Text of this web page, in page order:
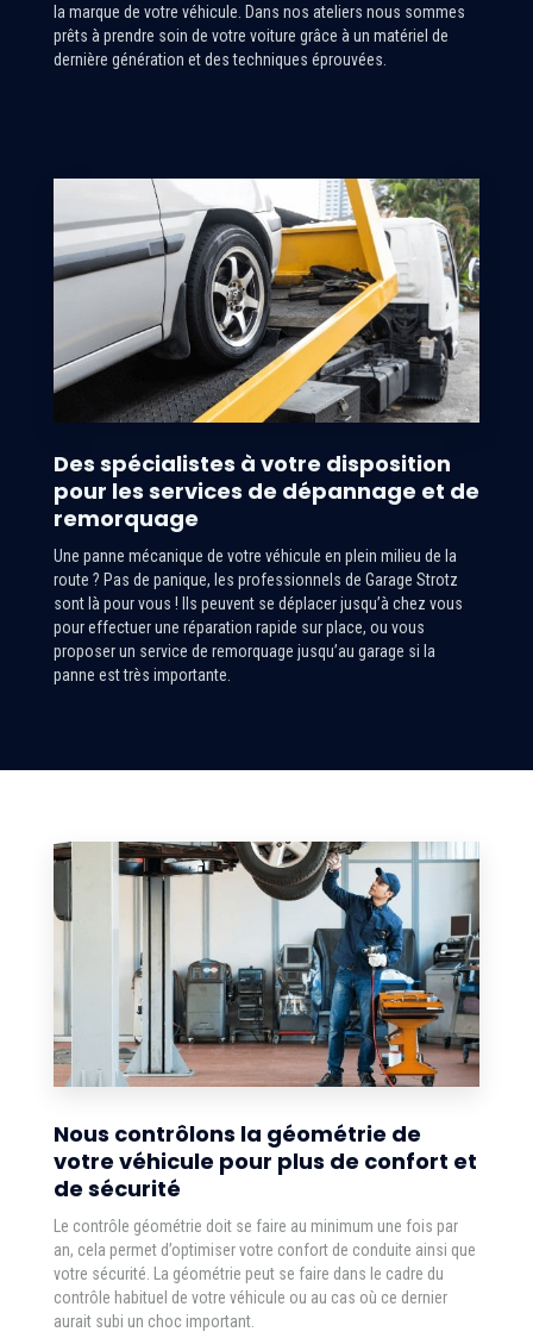
la marque de votre véhicule. Dans nos ateliers nous sommes
prêts à prendre soin de votre voiture grâce à un matériel de
dernière génération et des techniques éprouvées.
Des spécialistes à votre disposition
pour les services de dépannage et de
remorquage
Une panne mécanique de votre véhicule en plein milieu de la
route ? Pas de panique, les professionnels de Garage Strotz
sont là pour vous ! Ils peuvent se déplacer jusqu’à chez vous
pour effectuer une réparation rapide sur place, ou vous
proposer un service de remorquage jusqu’au garage si la
panne est très importante.
Nous contrôlons la géométrie de
votre véhicule pour plus de confort et
de sécurité
Le contrôle géométrie doit se faire au minimum une fois par
an, cela permet d’optimiser votre confort de conduite ainsi que
votre sécurité. La géométrie peut se faire dans le cadre du
contrôle habituel de votre véhicule ou au cas où ce dernier
aurait subi un choc important.